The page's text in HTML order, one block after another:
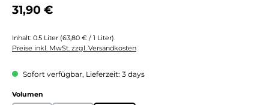
Regulärer Preis:
31,90 €
Inhalt: 0.5 Liter (63,80 € / 1 Liter)
Preise inkl. MwSt. zzgl. Versandkosten
Sofort verfügbar, Lieferzeit: 3 days
Volumen